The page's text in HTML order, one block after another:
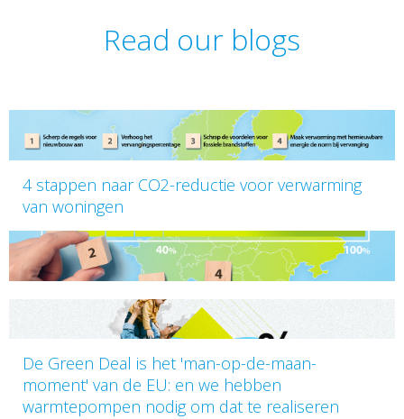
Read our blogs
4 stappen naar CO2-reductie voor verwarming
van woningen
De Green Deal is het 'man-op-de-maan-
moment' van de EU: en we hebben
warmtepompen nodig om dat te realiseren